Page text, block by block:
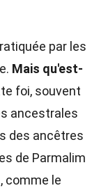
par les
Mais qu'est-
foi, souvent
ancestrales
des ancêtres
de Parmalim
comme le